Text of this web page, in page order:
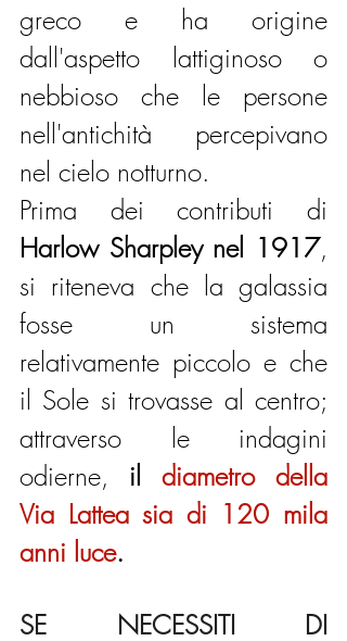
greco e ha origine
dall'aspetto lattiginoso o
nebbioso che le persone
nell'antichità percepivano
nel cielo notturno.
Harlow Sharpley nel 1917,
si riteneva che la galassia
fosse un sistema
relativamente piccolo e che
il Sole si trovasse al centro;
attraverso le indagini
odierne, il diametro della
Via Lattea sia di 120 mila
anni luce.
SE NECESSITI DI